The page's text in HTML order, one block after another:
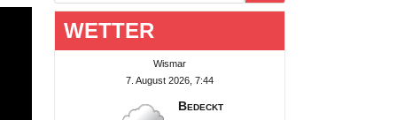
WETTER
Wismar
7. August 2026, 7:44
Bedeckt